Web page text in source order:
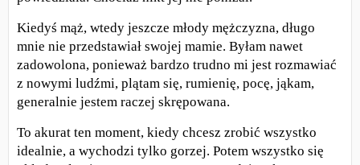
Kiedyś mąż, wtedy jeszcze młody mężczyzna, długo
mnie nie przedstawiał swojej mamie. Byłam nawet
zadowolona, ponieważ bardzo trudno mi jest rozmawiać
z nowymi ludźmi, plątam się, rumienię, pocę, jąkam,
generalnie jestem raczej skrępowana.
To akurat ten moment, kiedy chcesz zrobić wszystko
idealnie, a wychodzi tylko gorzej. Potem wszystko się